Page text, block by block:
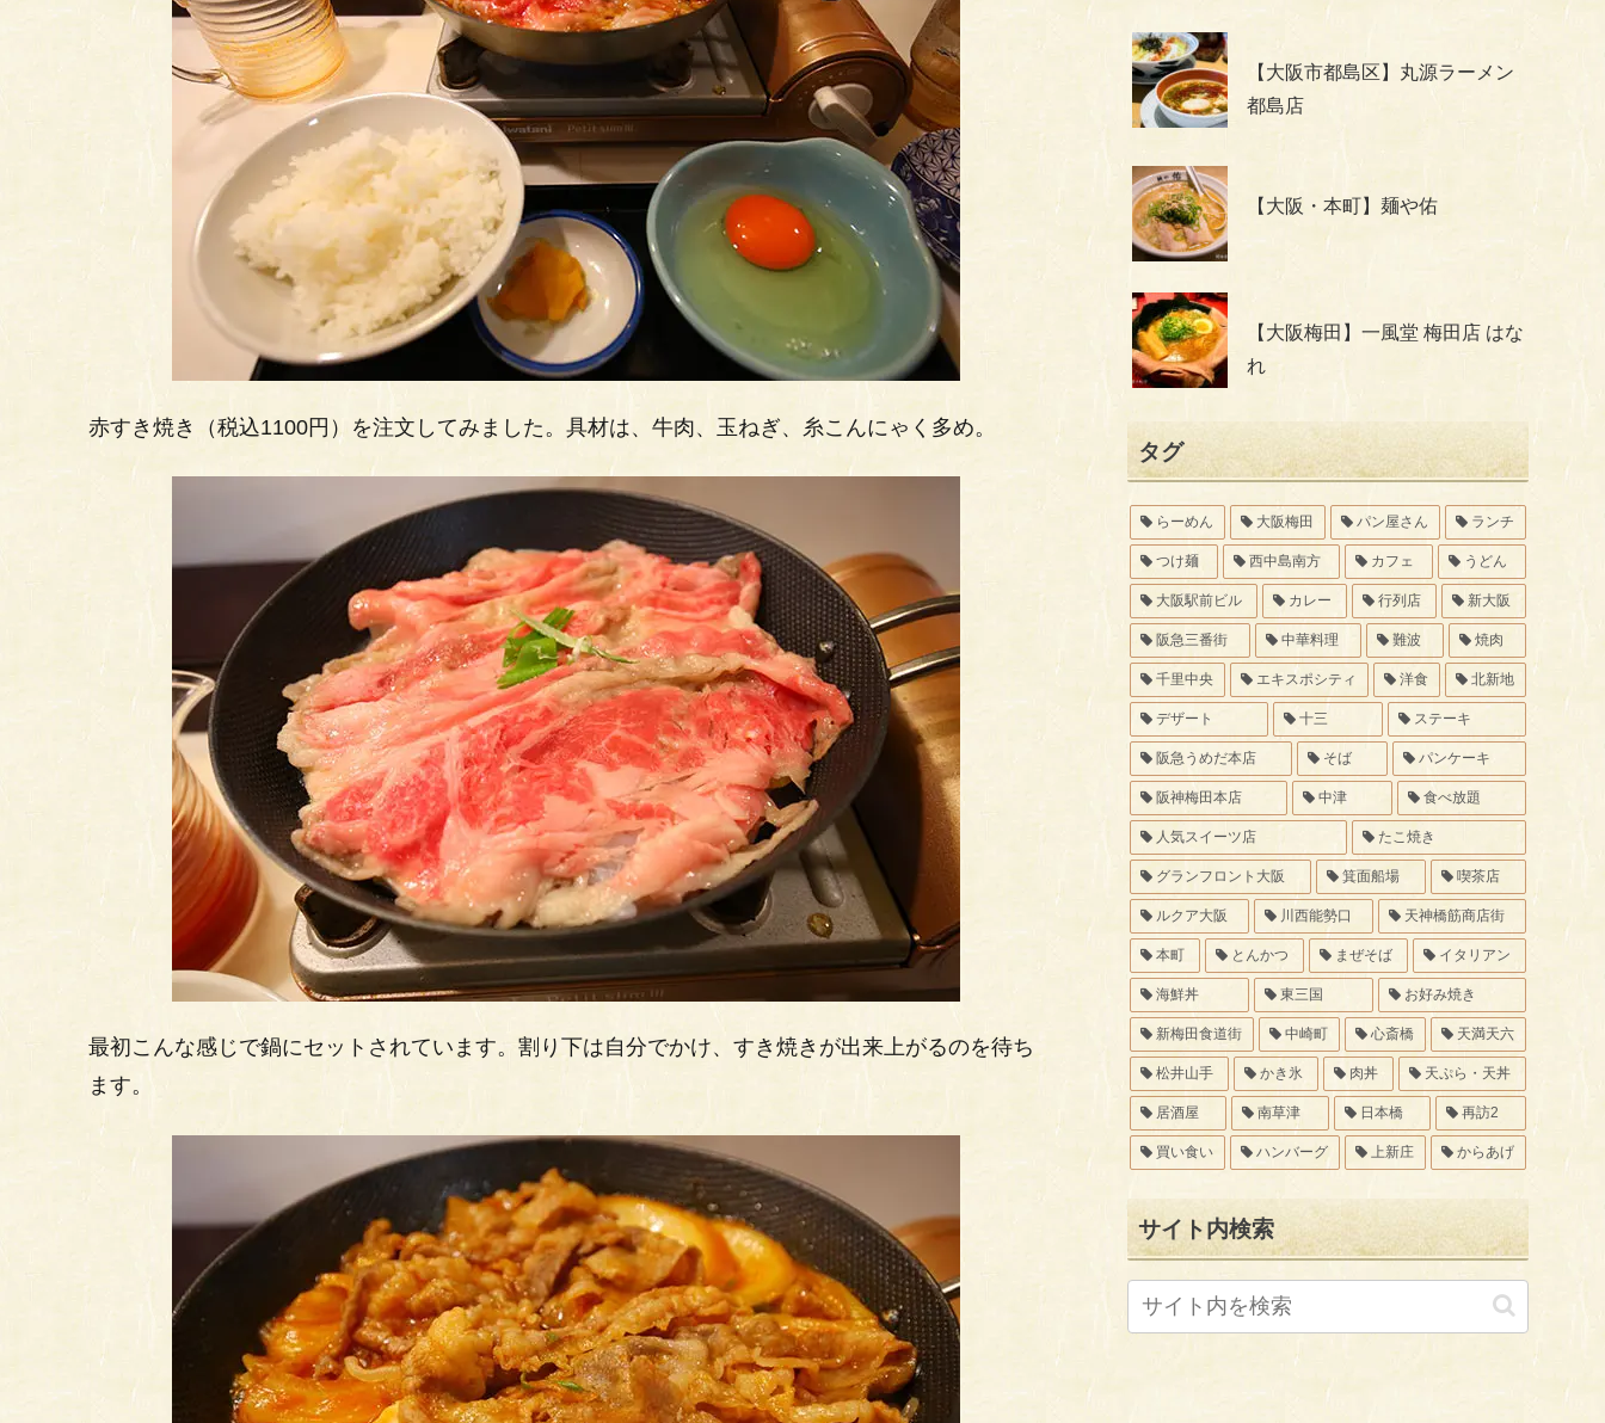
赤すき焼き（税込1100円）を注文してみました。具材は、牛肉、玉ねぎ、糸こんにゃく多め。
最初こんな感じで鍋にセットされています。割り下は自分でかけ、すき焼きが出来上がるのを待ち
ます。
【大阪市都島区】丸源ラーメン
都島店
【大阪・本町】麺や佑
【大阪梅田】一風堂 梅田店 はな
れ
タグ
らーめん 大阪梅田 パン屋さん ランチ
つけ麺 西中島南方 カフェ うどん
大阪駅前ビル カレー 行列店 新大阪
阪急三番街 中華料理 難波 焼肉
千里中央 エキスポシティ 洋食 北新地
デザート 十三 ステーキ
阪急うめだ本店 そば パンケーキ
阪神梅田本店 中津 食べ放題
人気スイーツ店 たこ焼き
グランフロント大阪 箕面船場 喫茶店
ルクア大阪 川西能勢口 天神橋筋商店街
本町 とんかつ まぜそば イタリアン
海鮮丼 東三国 お好み焼き
新梅田食道街 中崎町 心斎橋 天満天六
松井山手 かき氷 肉丼 天ぷら・天丼
居酒屋 南草津 日本橋 再訪2
買い食い ハンバーグ 上新庄 からあげ
サイト内検索